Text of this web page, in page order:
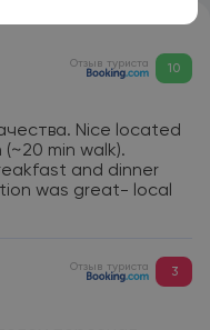
Отзыв туриста 10
Nice located
min walk).
and dinner
was great- local
Отзыв туриста 3